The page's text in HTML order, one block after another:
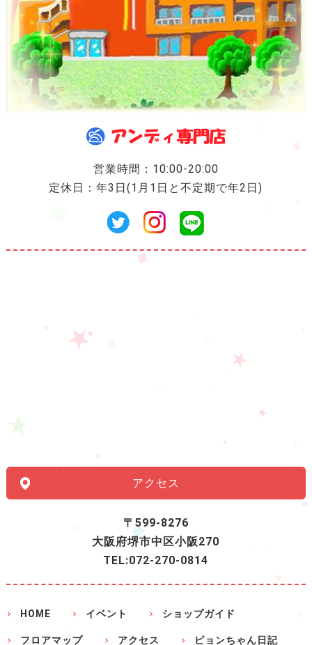
営業時間：10:00-20:00
定休日：年3日(1月1日と不定期で年2日)
アクセス
〒599-8276
大阪府堺市中区小阪270
TEL:072-270-0814
HOME イベント ショップガイド
フロアマップ アクセス ピョンちゃん日記